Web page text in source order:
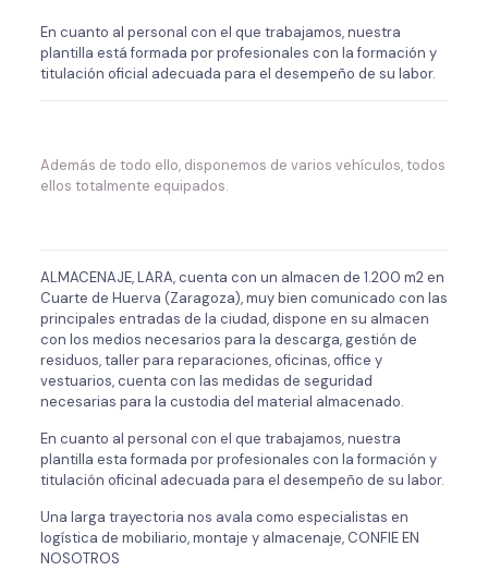
En cuanto al personal con el que trabajamos, nuestra
plantilla está formada por profesionales con la formación y
titulación oficial adecuada para el desempeño de su labor.
Además de todo ello, disponemos de varios vehículos, todos
ellos totalmente equipados.
ALMACENAJE, LARA, cuenta con un almacen de 1.200 m2 en
Cuarte de Huerva (Zaragoza), muy bien comunicado con las
principales entradas de la ciudad, dispone en su almacen
con los medios necesarios para la descarga, gestión de
residuos, taller para reparaciones, oficinas, office y
vestuarios, cuenta con las medidas de seguridad
necesarias para la custodia del material almacenado.
En cuanto al personal con el que trabajamos, nuestra
plantilla esta formada por profesionales con la formación y
titulación oficinal adecuada para el desempeño de su labor.
Una larga trayectoria nos avala como especialistas en
logística de mobiliario, montaje y almacenaje, CONFIE EN
NOSOTROS